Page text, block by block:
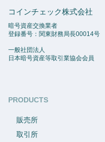
コインチェック株式会社
暗号資産交換業者
登録番号：関東財務局長00014号
一般社団法人
日本暗号資産等取引業協会会員
PRODUCTS
販売所
取引所